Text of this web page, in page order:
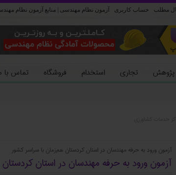
مطلب حساب کاربری آزمون نظام مهندسی | منابع آزمون نظام
پژوهش تجاری استخدام فروشگاه تماس با
آزمون ورود به حرفه مهندسان در استان کردستان هم‌زمان با سراسر کشور
آزمون ورود به حرفه مهندسان در استان